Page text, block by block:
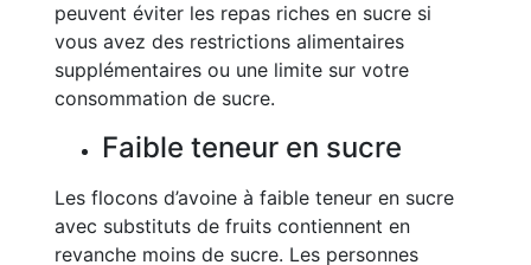
peuvent éviter les repas riches en sucre si
vous avez des restrictions alimentaires
supplémentaires ou une limite sur votre
consommation de sucre.
Faible teneur en sucre
Les flocons d’avoine à faible teneur en sucre
avec substituts de fruits contiennent en
revanche moins de sucre. Les personnes